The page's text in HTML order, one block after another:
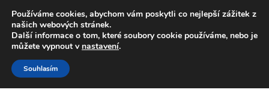
DOPRAVA od 139,-Kč
Volejte po-pá 9-16 704 494 494
Přeskočit
na
navigaci
Přejít
k
obsahu
Používáme cookies, abychom vám poskytli co nejlepší zážitek z
našich webových stránek.
Další informace o tom, které soubory cookie používáme, nebo je
můžete vypnout v nastavení.
Souhlasím